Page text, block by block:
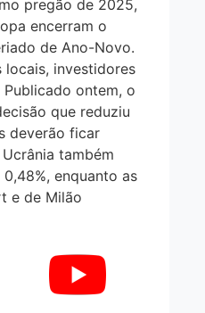
pregão de 2025,
encerram o
de Ano-Novo.
locais, investidores
ontem, o
que reduziu
deverão ficar
também
enquanto as
e de Milão